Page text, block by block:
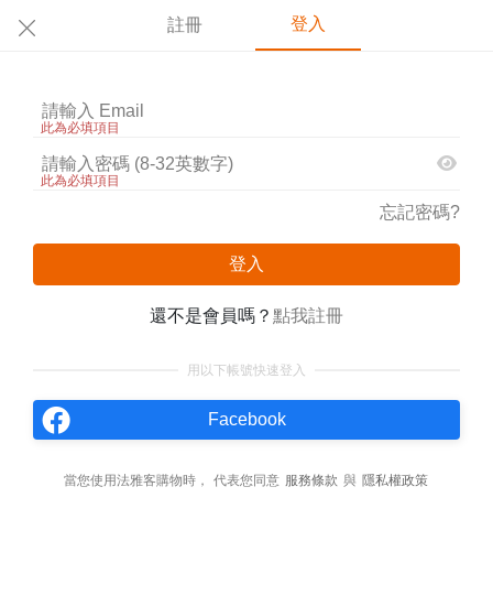
註冊 登入
此為必填項目
此為必填項目
忘記密碼?
登入
還不是會員嗎？ 點我註冊
用以下帳號快速登入
Facebook
當您使用法雅客購物時， 代表您同意 服務條款 與 隱私權政策